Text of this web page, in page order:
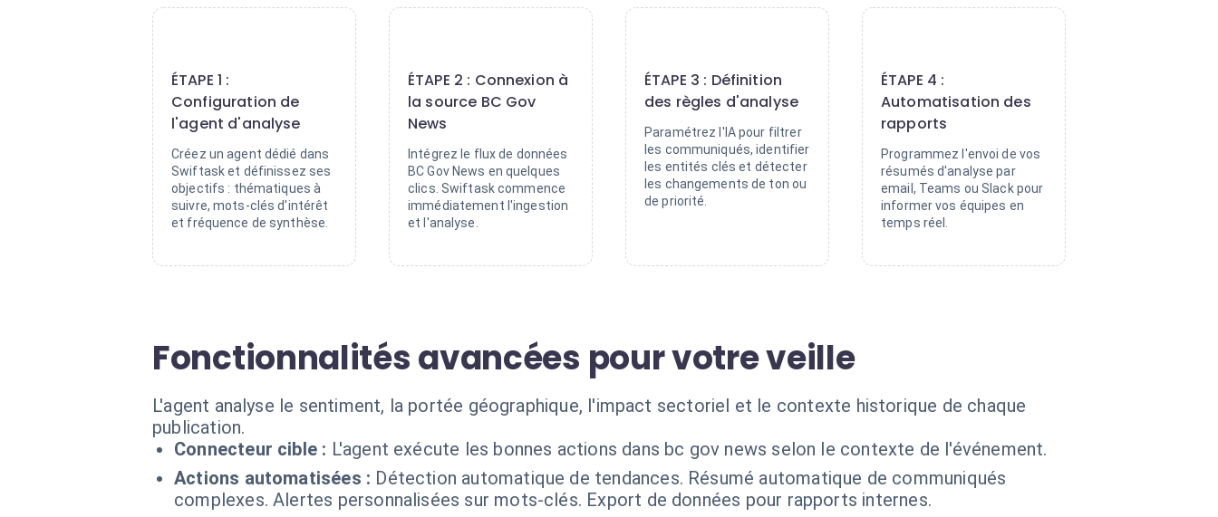
ÉTAPE 1 :
Configuration de
l'agent d'analyse
Créez un agent dédié dans
Swiftask et définissez ses
objectifs : thématiques à
suivre, mots-clés d'intérêt
et fréquence de synthèse.
ÉTAPE 2 : Connexion à
la source BC Gov
News
Intégrez le flux de données
BC Gov News en quelques
clics. Swiftask commence
immédiatement l'ingestion
et l'analyse.
ÉTAPE 3 : Définition
des règles d'analyse
Paramétrez l'IA pour filtrer
les communiqués, identifier
les entités clés et détecter
les changements de ton ou
de priorité.
ÉTAPE 4 :
Automatisation des
rapports
Programmez l'envoi de vos
résumés d'analyse par
email, Teams ou Slack pour
informer vos équipes en
temps réel.
Fonctionnalités avancées pour votre veille
L'agent analyse le sentiment, la portée géographique, l'impact sectoriel et le contexte historique de chaque
publication.
Connecteur cible : L'agent exécute les bonnes actions dans bc gov news selon le contexte de l'événement.
Actions automatisées : Détection automatique de tendances. Résumé automatique de communiqués
complexes. Alertes personnalisées sur mots-clés. Export de données pour rapports internes.